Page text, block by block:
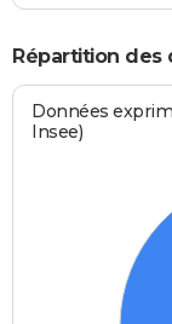
Répartition des
Données
Insee)